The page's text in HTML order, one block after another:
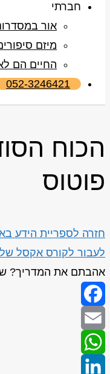
חברתי
אור
מיזם
החיים הם
052-3246421
הכוח
פוטוס
חזרה לספריית הידע
לעבור לקורס אקסל
אהבתם את המדריך?
Facebook
Email
WhatsApp